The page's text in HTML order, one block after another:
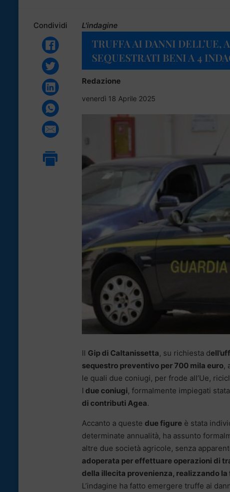
Condividi L'indagine
TRUFFA AI DANNI DELL’UE,
SEQUESTRATI BENI A 4
Redazione
venerdì 18 Aprile 2025
Il Gip di Caltanissetta, su richiesta d
sequestro preventivo per 700 mila euro,
le quali due coniugi, per frode all’Ue,
I due coniugi, formalmente impiegati
di contributi Agea.
Accanto a queste due figure è stata
determinate annualità, ha assunto
altre due società agricole, senza
adoperata per effettuare operazioni di
della illecita provenienza, realizzando
L’indagine ha fatto emergere truffe ai